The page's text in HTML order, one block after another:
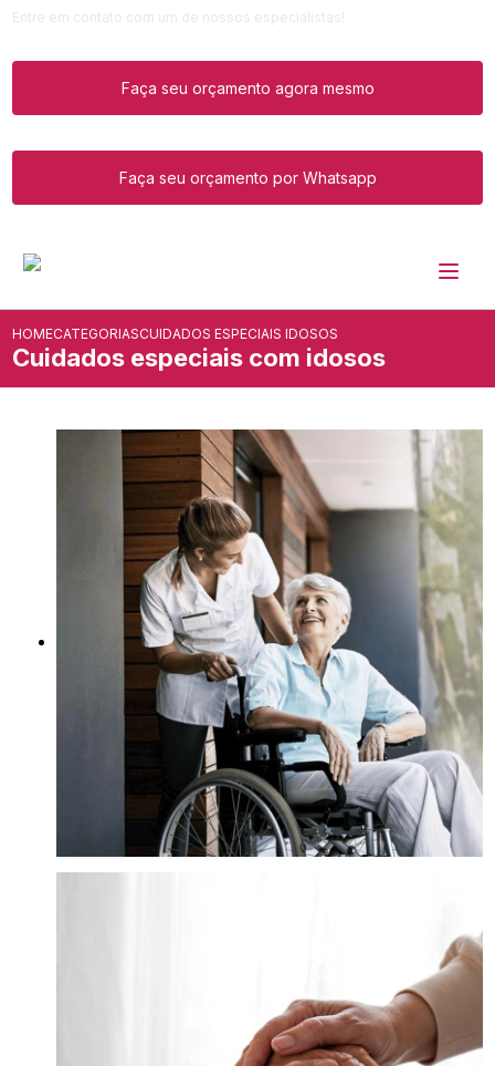
Faça seu orçamento agora mesmo
Faça seu orçamento por Whatsapp
HOMECATEGORIASCUIDADOS ESPECIAIS IDOSOS
Cuidados especiais com idosos